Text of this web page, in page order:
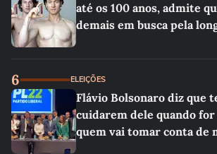
até os 100 anos, admite
demais em busca pela
6 ELEIÇÕES
Flávio Bolsonaro diz que
cuidarem dele quando for
quem vai tomar conta de